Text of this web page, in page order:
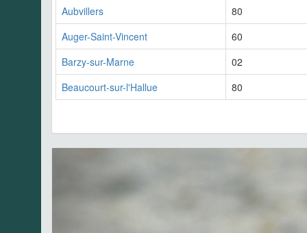
Aubvillers
80
Auger-Saint-Vincent
60
Barzy-sur-Marne
02
Beaucourt-sur-l'Hallue
80